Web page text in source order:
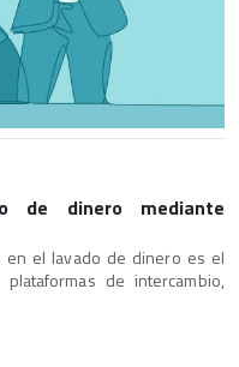
de dinero mediante
en el lavado de dinero es el
de intercambio,